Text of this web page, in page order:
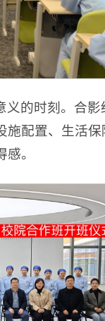
的时刻。合
配置、生活
。